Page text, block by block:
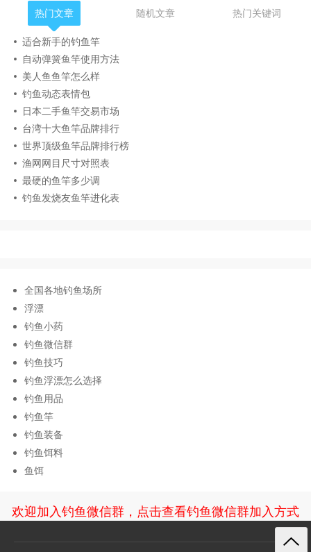
热门文章 随机文章 热门关键词
适合新手的钓鱼竿
自动弹簧鱼竿使用方法
美人鱼鱼竿怎么样
钓鱼动态表情包
日本二手鱼竿交易市场
台湾十大鱼竿品牌排行
世界顶级鱼竿品牌排行榜
渔网网目尺寸对照表
最硬的鱼竿多少调
钓鱼发烧友鱼竿进化表
全国各地钓鱼场所
浮漂
钓鱼小药
钓鱼微信群
钓鱼技巧
钓鱼浮漂怎么选择
钓鱼用品
钓鱼竿
钓鱼装备
钓鱼饵料
鱼饵
欢迎加入钓鱼微信群，点击查看钓鱼微信群加入方式